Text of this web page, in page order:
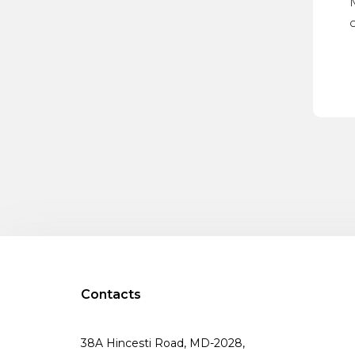
Contacts
38A Hincesti Road, MD-2028,